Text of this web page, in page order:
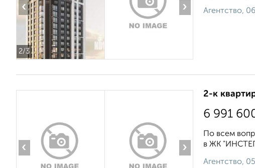
2/3
‹ › Агентство,
‹ ›
2-к
6 991
По всем
в ЖК
Агентство,